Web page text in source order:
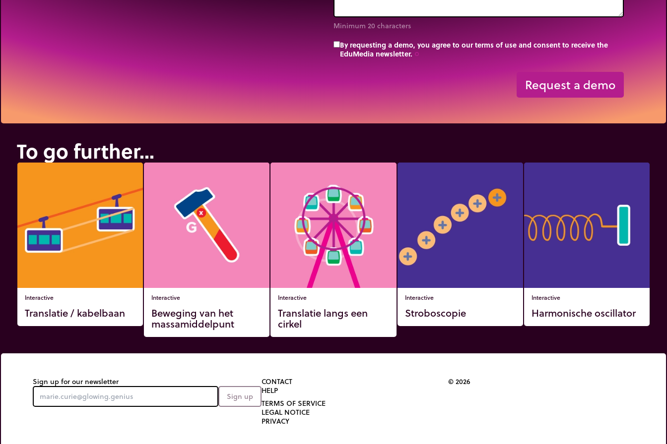
Minimum 20 characters
By requesting a demo, you agree to our terms of use and consent to receive the
EduMedia newsletter. trip_origin
Request a demo
To go further...
Interactive
Translatie / kabelbaan
Interactive
Beweging van het
massamiddelpunt
Interactive
Translatie langs een
cirkel
Interactive
Stroboscopie
Interactive
Harmonische oscillator
Sign up for our newsletter
Sign up
CONTACT
HELP
TERMS OF SERVICE
LEGAL NOTICE
PRIVACY
© 2026